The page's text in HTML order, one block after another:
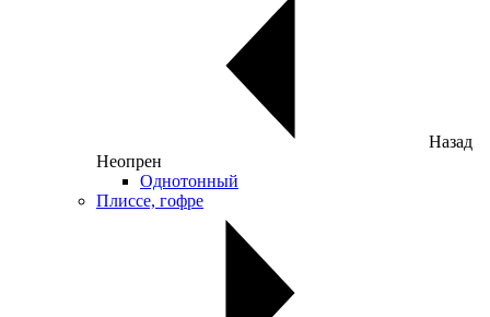
Назад
Неопрен
Однотонный
Плиссе, гофре